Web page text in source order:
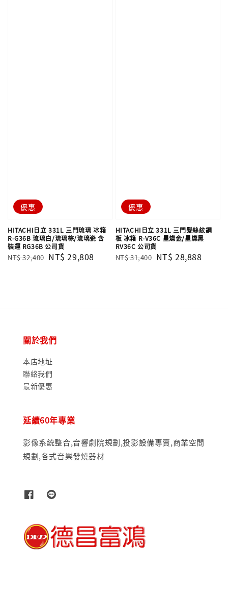
優惠
HITACHI日立 331L 三門琉璃 冰箱
R-G36B 琉璃白/琉璃棕/琉璃瓷 含
裝運 RG36B 公司貨
Regular
NT$ 32,400 Sale
NT$ 29,808
優惠
HITACHI日立 331L 三門髮絲紋鋼
板 冰箱 R-V36C 星燦金/星燦黑
RV36C 公司貨
Regular
NT$ 31,400 Sale
NT$ 28,888
關於我們
本店地址
聯絡我們
最新優惠
延續60年專業
影像系統整合,音響劇院規劃,投影設備專賣,商業空間
規劃,各式音樂發燒器材